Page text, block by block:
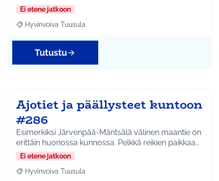
Ei etene jatkoon
Rajaa tulokset aihepiirin mukaan: Hyvinvoiva Tuusula
Hyvinvoiva Tuusula
Tutustu
Ajotiet ja päällysteet kuntoon
#286
Esimerkiksi Järvenpää-Mäntsälä välinen maantie on
erittäin huonossa kunnossa. Pelkkä reikien paikkaa…
Ei etene jatkoon
Rajaa tulokset aihepiirin mukaan: Hyvinvoiva Tuusula
Hyvinvoiva Tuusula